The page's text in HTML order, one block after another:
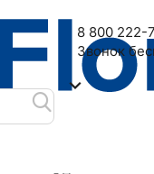
улица, 6
8 800 222-
Звонок